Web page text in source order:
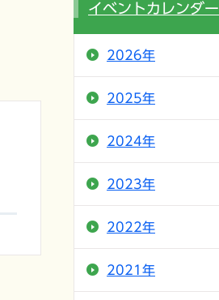
イベントカレンダー
2026年
2025年
2024年
2023年
2022年
2021年